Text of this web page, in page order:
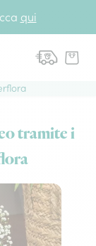
qui
tramite i